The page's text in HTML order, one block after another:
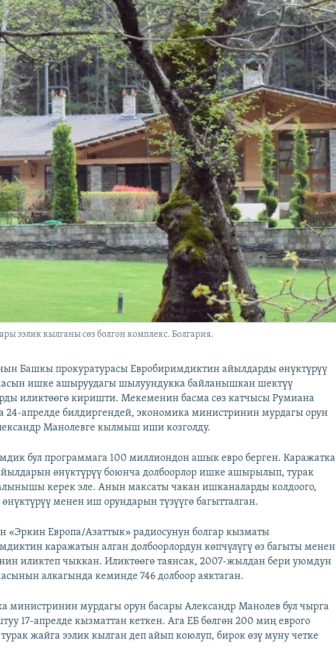
ээлик кылганы сөз болгон комплекс. Болгария.
Башкы прокуратурасы Евробиримдиктин айылдарды өнүктүрүү
ишке ашыруудагы шылуундукка байланышкан шектүү
иликтөөгө киришти. Мекеменин басма сөз катчысы Румиана
24-апрелде билдиргендей, экономика министринин мурдагы орун
Манолевге кылмыш иши козголду.
бул программага 100 миллиондон ашык евро берген. Каражатка
өнүктүрүү боюнча долбоорлор ишке ашырылып, турак
керек эле. Анын максаты чакан ишканаларды колдоого,
менен иш орундарын түзүүгө багытталган.
«Эркин Европа/Азаттык» радиосунун болгар кызматы
каражатын алган долбоорлордун көпчүлүгү өз багыты менен
иликтеп чыккан. Иликтөөгө таянсак, 2007-жылдан бери уюмдун
алкагында кеминде 746 долбоор аяктаган.
министринин мурдагы орун басары Александр Манолев бул чырга
17-апрелде кызматтан кеткен. Ага ЕБ бөлгөн 200 миң еврого
жайга ээлик кылган деп айып коюлуп, бирок өзү муну четке